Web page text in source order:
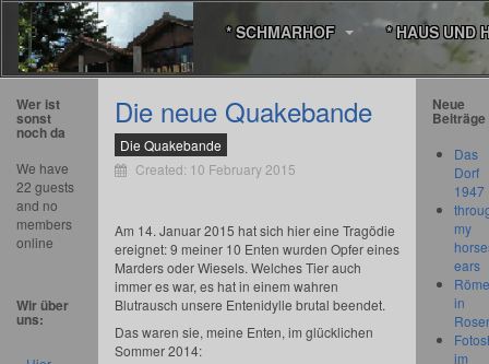
* SCHMARHOF * HAUS UND
Die neue Quakebande
Die Quakebande
Created: 10 February 2015
Am 14. Januar 2015 hat sich hier eine Tragödie
ereignet: 9 meiner 10 Enten wurden Opfer eines
Marders oder Wiesels. Welches Tier auch
immer es war, es hat in einem wahren
Blutrausch unsere Entenidylle brutal beendet.
Das waren sie, meine Enten, im glücklichen
Sommer 2014:
Wer ist
sonst
noch da
We have
22 guests
and no
members
online
Wir über
uns:
Neue
Beiträge
Das
Dorf
1947
my
ears
in
im